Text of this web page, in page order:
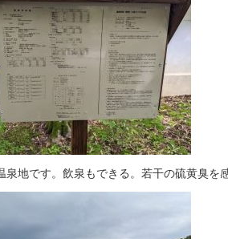
泉地です。飲泉もできる。若干の硫黄臭を